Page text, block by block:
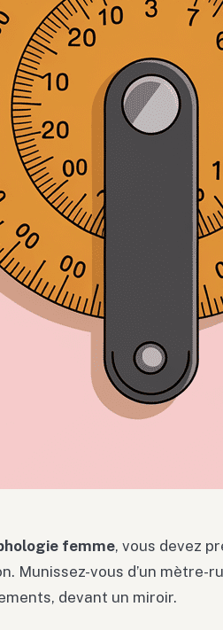
femme, vous devez
Munissez-vous d’un mètre-
devant un miroir.